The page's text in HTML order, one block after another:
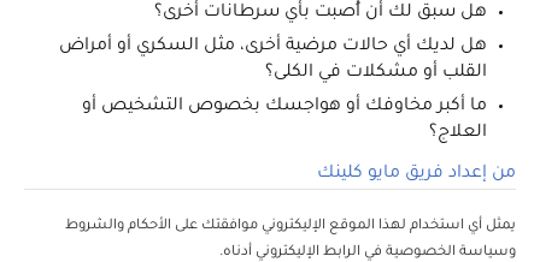
هل سبق لك أن أُصبت بأي سرطانات أخرى؟
هل لديك أي حالات مرضية أخرى، مثل السكري أو أمراض
القلب أو مشكلات في الكلى؟
ما أكبر مخاوفك أو هواجسك بخصوص التشخيص أو
العلاج؟
من إعداد فريق مايو كلينك
يمثل أي استخدام لهذا الموقع الإليكتروني موافقتك على الأحكام والشروط
وسياسة الخصوصية في الرابط الإليكتروني أدناه.